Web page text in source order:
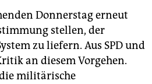
Donnerstag erneut
stellen, der
zu liefern. Aus SPD und
an diesem Vorgehen.
die militärische